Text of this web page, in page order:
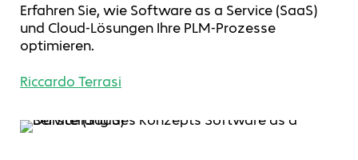
Erfahren Sie, wie Software as a Service (SaaS)
und Cloud-Lösungen Ihre PLM-Prozesse
optimieren.
Riccardo Terrasi